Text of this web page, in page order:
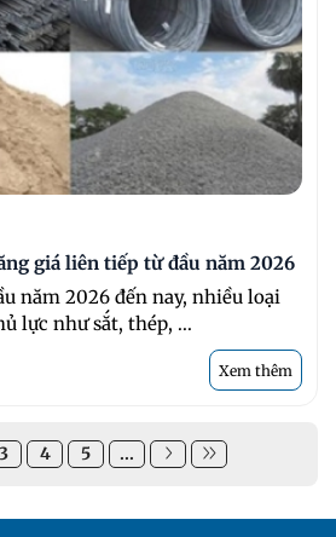
giá liên tiếp từ đầu năm 2026
năm 2026 đến nay, nhiều loại
lực như sắt, thép, ...
Xem thêm
3 4 5 ...